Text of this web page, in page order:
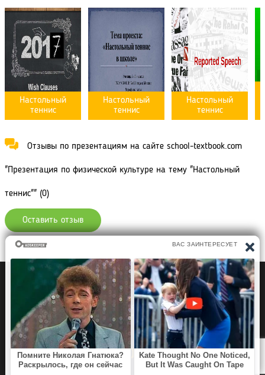
Настольный
теннис
Настольный
теннис
Настольный
теннис
Отзывы по презентациям на сайте school-textbook.com
"Презентация по физической культуре на тему "Настольный
теннис"" (0)
Оставить отзыв
SCHOOL TEXTBOOK
©2020 - 2026 School-textbook.com
Политика конфиденциальности
Правообладателям
Рефераты Дипломы Курсовые работы
Читать книги
Аудиокниги
Раскраски для детей
Загадки, Игры Головоломки